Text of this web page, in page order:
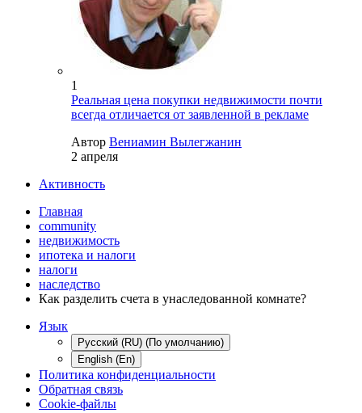
1
Реальная цена покупки недвижимости почти
всегда отличается от заявленной в рекламе
Автор Вениамин Вылегжанин
2 апреля
Активность
Главная
community
недвижимость
ипотека и налоги
налоги
наследство
Как разделить счета в унаследованной комнате?
Язык
Русский (RU) (По умолчанию)
English (En)
Политика конфиденциальности
Обратная связь
Cookie-файлы